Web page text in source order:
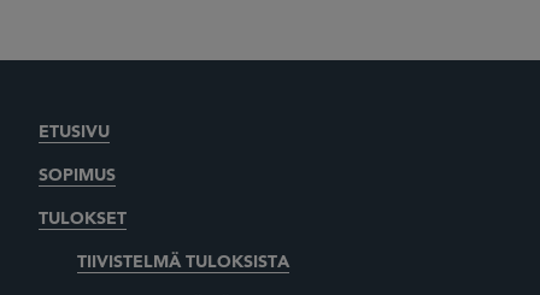
ETUSIVU
SOPIMUS
TULOKSET
TIIVISTELMÄ TULOKSISTA